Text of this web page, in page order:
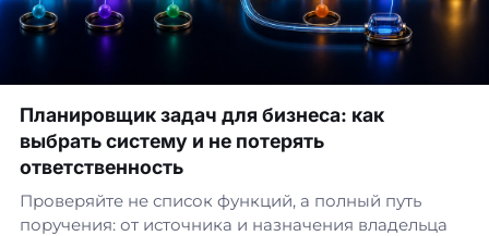
Планировщик задач для бизнеса: как
выбрать систему и не потерять
ответственность
Проверяйте не список функций, а полный путь
поручения: от источника и назначения владельца